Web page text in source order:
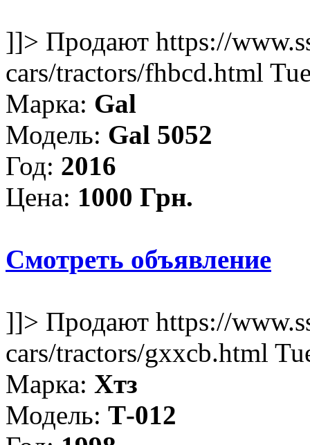
]]> Продают https://
cars/tractors/fhbcd.html
Марка: Gal
Модель: Gal 5052
Год: 2016
Цена: 1000 Грн.
Смотреть объявление
]]> Продают https://
cars/tractors/gxxcb.html
Марка: Хтз
Модель: Т-012